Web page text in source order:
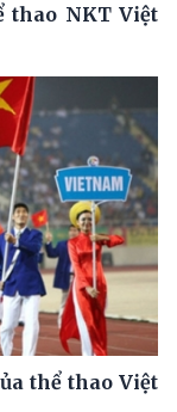
thao NKT Việt
thể thao Việt